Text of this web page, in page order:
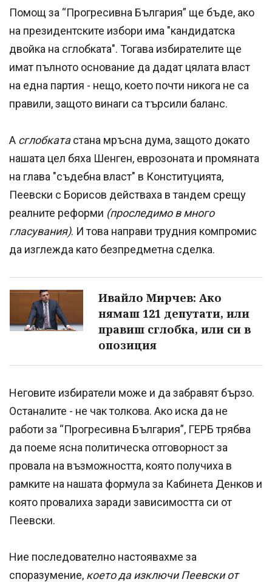
Помощ за “Прогресивна България” ще бъде, ако
на президентските избори има "кандидатска
двойка на сглобката". Тогава избирателите ще
имат пълното основание да дадат цялата власт
на една партия - нещо, което почти никога не са
правили, защото винаги са търсили баланс.
А сглобкатастана мръсна дума, защото докато
нашата цел бяха Шенген, еврозоната и промяната
на глава "съдебна власт" в Конституцията,
Пеевски с Борисов действаха в тандем срещу
реалните реформи (проследимо в много
гласувания). И това направи трудния компромис
да изглежда като безпредметна сделка.
Ивайло Мирчев: Ако
нямаш 121 депутати, или
правиш сглобка, или си в
опозиция
Неговите избиратели може и да забравят бързо.
Останалите - не чак толкова. Ако иска да не
работи за “Прогресивна България”, ГЕРБ трябва
да поеме ясна политическа отговорност за
провала на възможността, която получиха в
рамките на нашата формула за Кабинета Денков и
която провалиха заради зависимостта си от
Пеевски.
Ние последователно настоявахме за
споразумение, което да изключи Пеевски от